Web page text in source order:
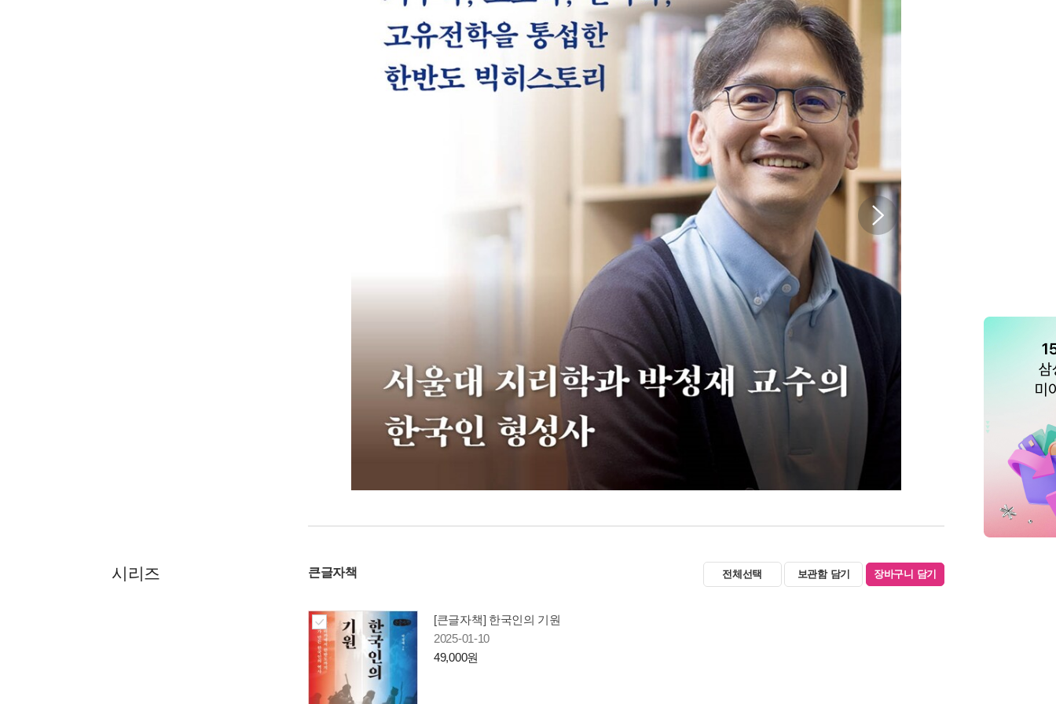
시리즈 큰글자책 전체선택 보관함 담기 장바구니 담기
[큰글자책] 한국인의 기원
2025-01-10
49,000원